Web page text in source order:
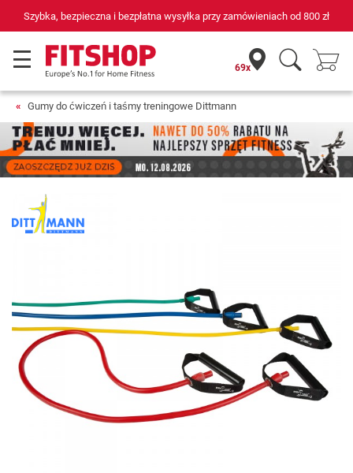
Szybka, bezpieczna i bezpłatna wysyłka przy zamówieniach od800 zł
69x
Gumy do ćwiczeń i taśmy treningowe Dittmann